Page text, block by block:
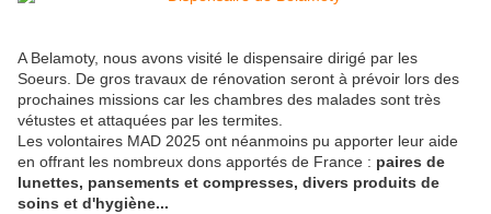
A Belamoty, nous avons visité le dispensaire dirigé par les
Soeurs. De gros travaux de rénovation seront à prévoir lors des
prochaines missions car les chambres des malades sont très
vétustes et attaquées par les termites.
Les volontaires MAD 2025 ont néanmoins pu apporter leur aide
en offrant les nombreux dons apportés de France : paires de
lunettes, pansements et compresses, divers produits de
soins et d'hygiène...